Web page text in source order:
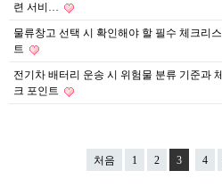
련 서비…
물류창고 선택 시 확인해야 할 필수 체크리스
트
전기차 배터리 운송 시 위험물 분류 기준과 체
크 포인트
처음 1 2 3 4